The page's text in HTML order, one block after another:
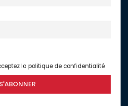
la politique de confidentialité